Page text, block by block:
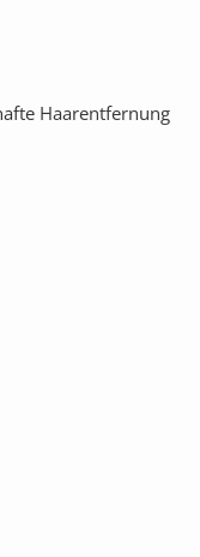
Haarentfernung